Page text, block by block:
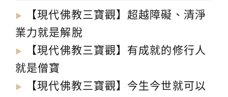
▶︎
【現代佛教三寶觀】超越障礙、清淨
業力就是解脫
▶︎
【現代佛教三寶觀】有成就的修行人
就是僧寶
▶︎
【現代佛教三寶觀】今生今世就可以